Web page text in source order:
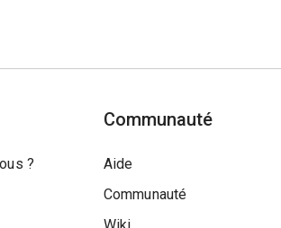
?
Communauté
Aide
Communauté